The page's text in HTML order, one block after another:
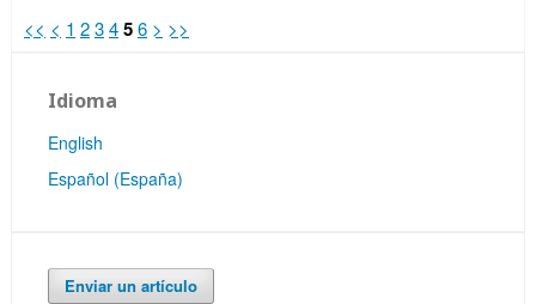
<< < 1 23456 > >>
Idioma
English
Español (España)
Enviar un artículo